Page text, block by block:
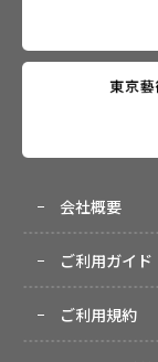
会社概要
ご利用ガイド
ご利用規約